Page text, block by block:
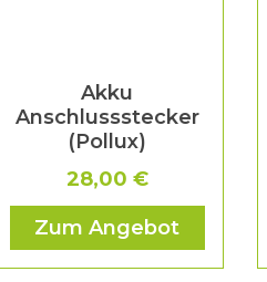
Akku
Anschlussstecker
(Pollux)
28,00 €
Zum Angebot